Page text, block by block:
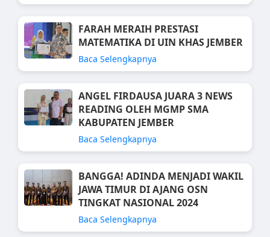
FARAH MERAIH PRESTASI
MATEMATIKA DI UIN KHAS JEMBER
Baca Selengkapnya
ANGEL FIRDAUSA JUARA 3 NEWS
READING OLEH MGMP SMA
KABUPATEN JEMBER
Baca Selengkapnya
BANGGA! ADINDA MENJADI WAKIL
JAWA TIMUR DI AJANG OSN
TINGKAT NASIONAL 2024
Baca Selengkapnya